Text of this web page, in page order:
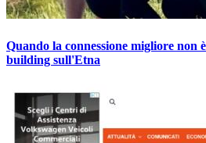
Quando la connessione migliore non
building sull'Etna